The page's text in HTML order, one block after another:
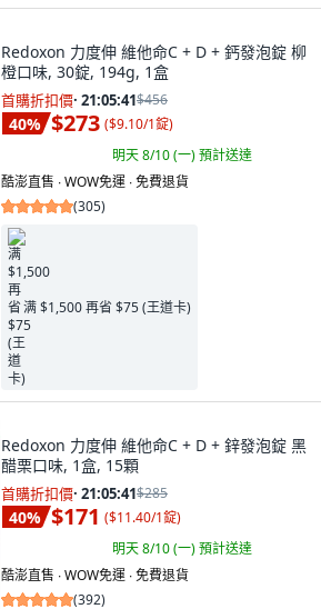
Redoxon 力度伸 維他命C + D + 鈣發泡錠 柳
橙口味, 30錠, 194g, 1盒
首購折扣價· 21:05:40$456
40% $273 ($9.10/1錠)
明天 8/10 (一)預計送達
酷澎直售 ∙ WOW免運 ∙ 免費退貨
(305)
满 $1,500 再省 $75 (王道卡)
Redoxon 力度伸 維他命C + D + 鋅發泡錠 黑
醋栗口味, 1盒, 15顆
首購折扣價· 21:05:40$285
40% $171 ($11.40/1錠)
明天 8/10 (一)預計送達
酷澎直售 ∙ WOW免運 ∙ 免費退貨
(392)